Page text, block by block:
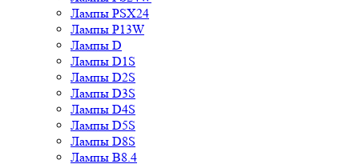
Лампы PSX24
Лампы P13W
Лампы D
Лампы D1S
Лампы D2S
Лампы D3S
Лампы D4S
Лампы D5S
Лампы D8S
Лампы B8.4